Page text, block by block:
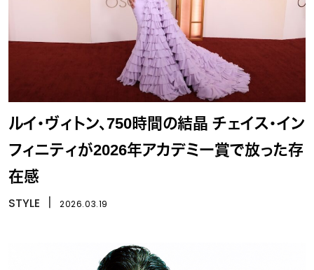
ルイ・ヴィトン、750時間の結晶 チェイス・イン
フィニティが2026年アカデミー賞で放った存
在感
STYLE 2026.03.19